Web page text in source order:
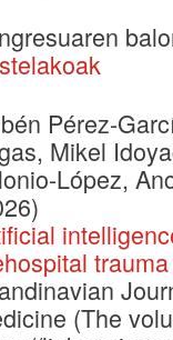
Pérez-
Mikel
López,
trauma
(The